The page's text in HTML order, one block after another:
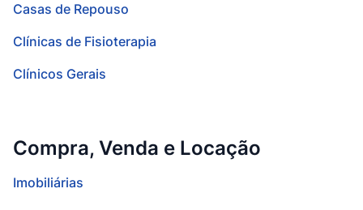
Casas de Repouso
Clínicas de Fisioterapia
Clínicos Gerais
Compra, Venda e Locação
Imobiliárias